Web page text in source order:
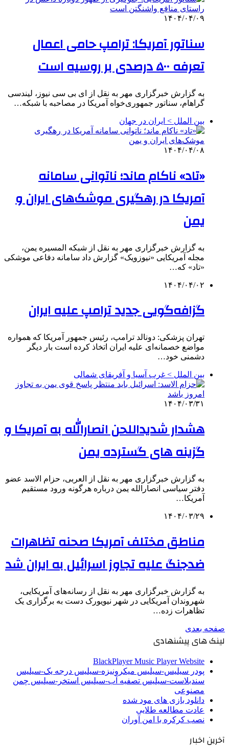
۱۴۰۴/۰۴/۰۹
سناتور آمریکا: ترامپ حامی اعمال
تعرفه ۵۰۰ درصدی بر روسیه است
به گزارش خبرگزاری مهر به نقل از ای بی سی نیوز، لیندسی
گراهام، سناتور جمهوری‌خواه آمریکا در مصاحبه با شبکه…
بین الملل > ایران در جهان
۱۴۰۴/۰۴/۰۸
«تاد» ناکام ماند؛ ناتوانی سامانه
آمریکا در رهگیری موشک‌های ایران و
یمن
به گزارش خبرگزاری مهر به نقل از شبکه المسیره یمن،
مجله آمریکایی «نیوزویک» گزارش داد سامانه دفاعی موشکی
«تاد» که…
۱۴۰۴/۰۴/۰۲
گزافه‌گویی جدید ترامپ علیه ایران
تهران پزشکی: دونالد ترامپ، رئیس جمهور آمریکا که همواره
مواضع خصمانه‌ای علیه ایران اتخاذ کرده است بار دیگر
دشمنی خود…
بین الملل > غرب آسیا و آفریقای شمالی
۱۴۰۴/۰۳/۳۱
هشدار شدیداللحن انصارالله به آمریکا و
گزینه های گسترده یمن
به گزارش خبرگزاری مهر به نقل از العربی، حزام الاسد عضو
دفتر سیاسی انصارالله یمن درباره هرگونه ورود مستقیم
آمریکا…
۱۴۰۴/۰۳/۲۹
مناطق مختلف آمریکا صحنه تظاهرات
ضدجنگ علیه تجاوز اسرائیل به ایران شد
به گزارش خبرگزاری مهر به نقل از رسانه‌های آمریکایی،
شهروندان آمریکایی در شهر نیویورک دست به برگزاری یک
تظاهرات زده…
صفحه بعدی
لینک های پیشنهادی
BlackPlayer Music Player Website
پودر سیلیس-سیلیس میکرونیزه-سیلیس درجه یک-سیلیس
سندبلاست-سیلیس تصفیه آب-سیلیس استخر-سیلیس چمن
مصنوعی
دانلود بازی های مود شده
عادت مطالعه طلایی
نصب کرکره با امن آوران
آخرین اخبار